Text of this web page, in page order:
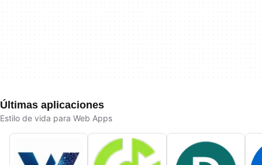
Últimas aplicaciones
Estilo de vida para Web Apps